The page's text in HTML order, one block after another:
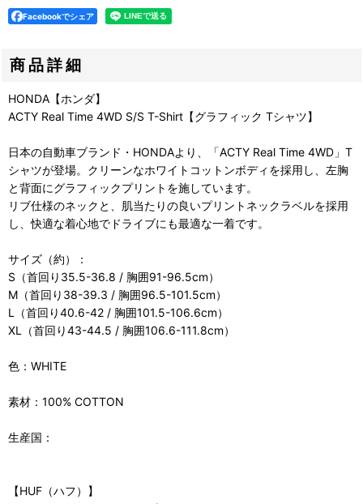
Facebookでシェア
商品詳細
HONDA【ホンダ】
ACTY Real Time 4WD S/S T-Shirt【グラフィック Tシャツ】
日本の自動車ブランド・HONDAより、「ACTY Real Time 4WD」T
シャツが登場。クリーンなホワイトコットンボディを採用し、左胸
と背面にグラフィックプリントを施しています。
リブ仕様のネックと、肌当たりの良いプリントネックラベルを採用
し、快適な着心地でドライブにも最適な一着です。
サイズ（約）：
S（首回り35.5-36.8 / 胸囲91-96.5cm）
M（首回り38-39.3 / 胸囲96.5-101.5cm）
L（首回り40.6-42 / 胸囲101.5-106.6cm）
XL（首回り43-44.5 / 胸囲106.6-111.8cm）
色：WHITE
素材：100% COTTON
生産国：
【HUF（ハフ）】